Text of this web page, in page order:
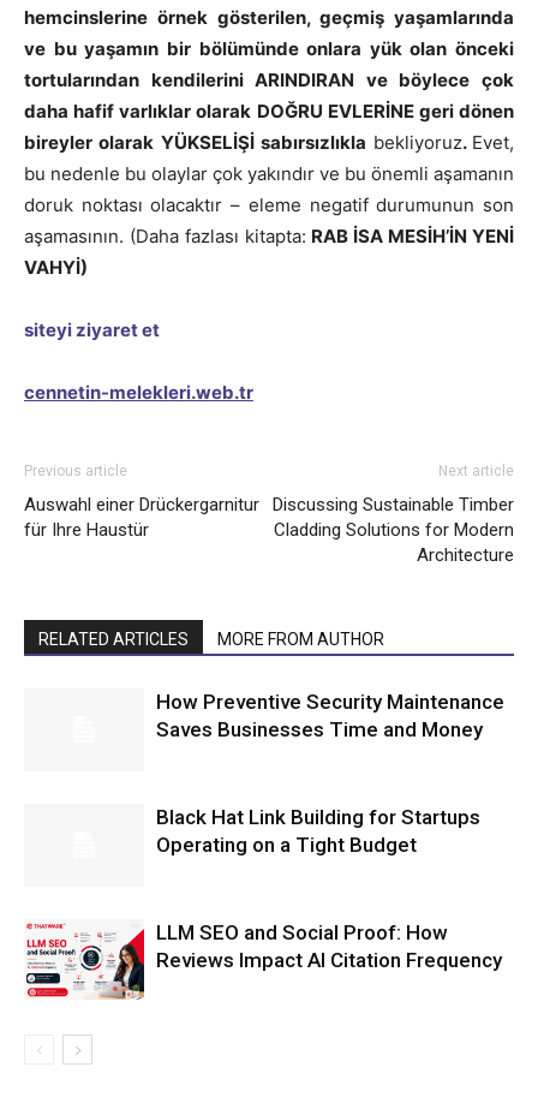
hemcinslerine örnek gösterilen, geçmiş yaşamlarında
ve bu yaşamın bir bölümünde onlara yük olan önceki
tortularından kendilerini ARINDIRAN ve böylece çok
daha hafif varlıklar olarak DOĞRU EVLERİNE geri dönen
bireyler olarak YÜKSELİŞİ sabırsızlıkla bekliyoruz. Evet,
bu nedenle bu olaylar çok yakındır ve bu önemli aşamanın
doruk noktası olacaktır – eleme negatif durumunun son
aşamasının. (Daha fazlası kitapta: RAB İSA MESİH’İN YENİ
VAHYİ)
siteyi ziyaret et
cennetin-melekleri.web.tr
Previous article
Auswahl einer Drückergarnitur
für Ihre Haustür
Next article
Discussing Sustainable Timber
Cladding Solutions for Modern
Architecture
RELATED ARTICLES MORE FROM AUTHOR
How Preventive Security Maintenance
Saves Businesses Time and Money
Black Hat Link Building for Startups
Operating on a Tight Budget
LLM SEO and Social Proof: How
Reviews Impact AI Citation Frequency